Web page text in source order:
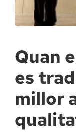
Quan
es
millor